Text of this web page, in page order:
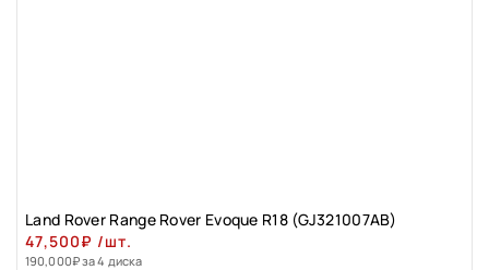
Land Rovеr Rаngе Rоver Evоque R18 (GJ321007АВ)
47,500₽ /шт.
190,000₽за 4 диска